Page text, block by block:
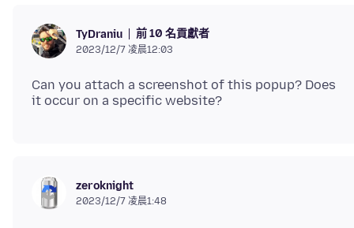
TyDraniu 前 10 名貢獻者
2023/12/7 凌晨12:03
Can you attach a screenshot of this popup? Does
zeroknight
2023/12/7 凌晨1:48